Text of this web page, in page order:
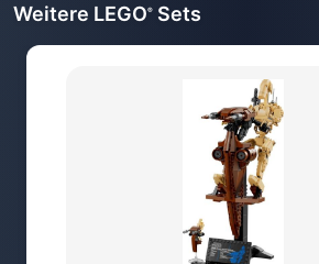
Weitere LEGO® Sets